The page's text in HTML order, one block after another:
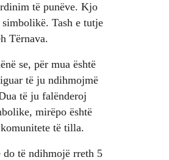
të punëve. Kjo
Tash e tutje
Tërnava.
se, për mua është
të ju ndihmojmë
të ju falënderoj
mirëpo është
të tilla.
do të ndihmojë rreth 5